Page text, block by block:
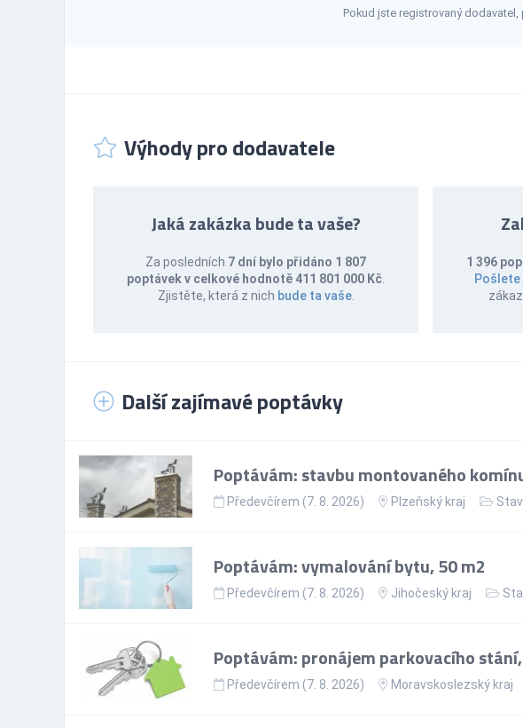
Pokud jste registrovaný dodavatel,
Výhody pro dodavatele
Jaká zakázka bude ta vaše?
Za posledních 7 dní bylo přidáno 1 807
poptávek v celkové hodnotě 411 801 000 Kč
Zjistěte, která z nich bude ta vaše.
1 396
Pošlete
Další zajímavé poptávky
Poptávám: stavbu montovaného
Předevčírem (7. 8. 2026) Plzeňský kraj
Poptávám: vymalování bytu, 50 m2
Předevčírem (7. 8. 2026) Jihočeský kraj
Poptávám: pronájem parkovacího
Předevčírem (7. 8. 2026) Moravskoslezský kraj